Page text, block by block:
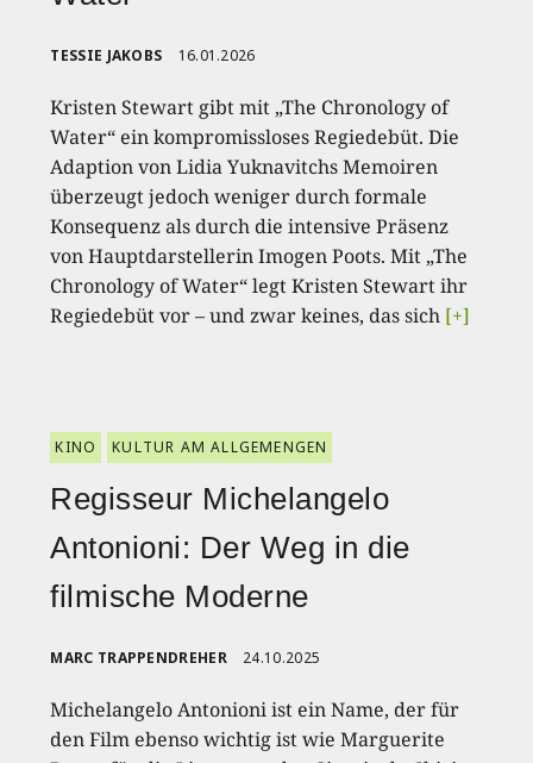
TESSIE JAKOBS 16.01.2026
Kristen Stewart gibt mit „The Chronology of
Water“ ein kompromissloses Regiedebüt. Die
Adaption von Lidia Yuknavitchs Memoiren
überzeugt jedoch weniger durch formale
Konsequenz als durch die intensive Präsenz
von Hauptdarstellerin Imogen Poots. Mit „The
Chronology of Water“ legt Kristen Stewart ihr
Regiedebüt vor – und zwar keines, das sich [+]
KINO KULTUR AM ALLGEMENGEN
Regisseur Michelangelo
Antonioni: Der Weg in die
filmische Moderne
MARC TRAPPENDREHER 24.10.2025
Michelangelo Antonioni ist ein Name, der für
den Film ebenso wichtig ist wie Marguerite